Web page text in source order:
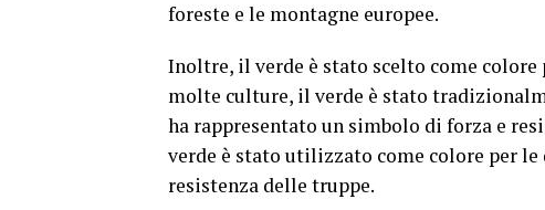
foreste e le montagne europee.
Inoltre, il verde è stato scelto come
molte culture, il verde è stato
ha rappresentato un simbolo di forza e
verde è stato utilizzato come colore per
resistenza delle truppe.